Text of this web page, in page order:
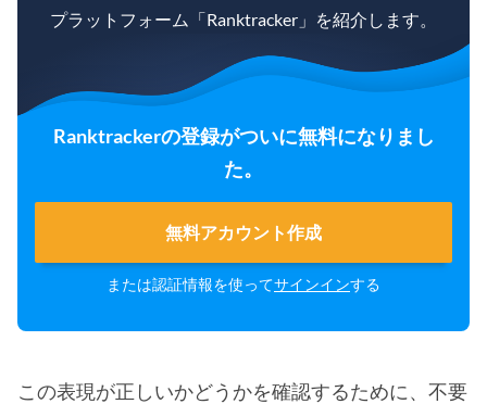
プラットフォーム「Ranktracker」を紹介します。
Ranktrackerの登録がついに無料になりまし
た。
無料アカウント作成
または認証情報を使ってサインインする
この表現が正しいかどうかを確認するために、不要